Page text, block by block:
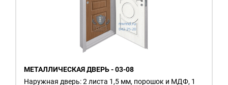
МЕТАЛЛИЧЕСКАЯ ДВЕРЬ - 03-08
Наружная дверь: 2 листа 1,5 мм, порошок и МДФ, 1